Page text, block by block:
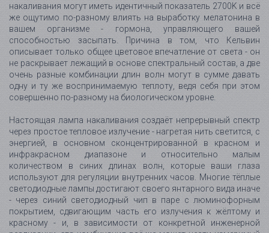
накаливания могут иметь идентичный показатель 2700K и всё
же ощутимо по-разному влиять на выработку мелатонина в
вашем организме - гормона, управляющего вашей
способностью засыпать. Причина в том, что Кельвин
описывает только общее цветовое впечатление от света - он
не раскрывает лежащий в основе спектральный состав, а две
очень разные комбинации длин волн могут в сумме давать
одну и ту же воспринимаемую теплоту, ведя себя при этом
совершенно по-разному на биологическом уровне.
Настоящая лампа накаливания создаёт непрерывный спектр
через простое тепловое излучение - нагретая нить светится, с
энергией, в основном сконцентрированной в красном и
инфракрасном диапазоне и относительно малым
количеством в синих длинах волн, которые ваши глаза
используют для регуляции внутренних часов. Многие тёплые
светодиодные лампы достигают своего янтарного вида иначе
- через синий светодиодный чип в паре с люминофорным
покрытием, сдвигающим часть его излучения к жёлтому и
красному - и, в зависимости от конкретной инженерной